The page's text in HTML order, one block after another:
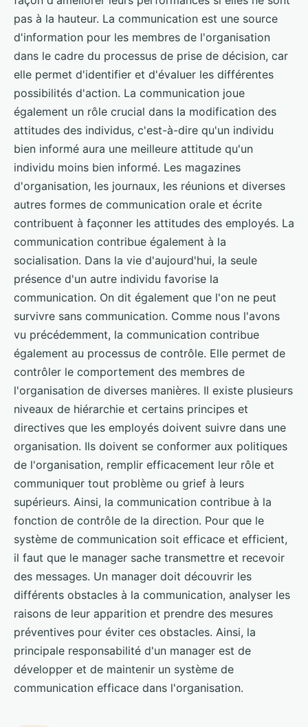
pas à la hauteur. La communication est une source
d'information pour les membres de l'organisation
dans le cadre du processus de prise de décision, car
elle permet d'identifier et d'évaluer les différentes
possibilités d'action. La communication joue
également un rôle crucial dans la modification des
attitudes des individus, c'est-à-dire qu'un individu
bien informé aura une meilleure attitude qu'un
individu moins bien informé. Les magazines
d'organisation, les journaux, les réunions et diverses
autres formes de communication orale et écrite
contribuent à façonner les attitudes des employés. La
communication contribue également à la
socialisation. Dans la vie d'aujourd'hui, la seule
présence d'un autre individu favorise la
communication. On dit également que l'on ne peut
survivre sans communication. Comme nous l'avons
vu précédemment, la communication contribue
également au processus de contrôle. Elle permet de
contrôler le comportement des membres de
l'organisation de diverses manières. Il existe plusieurs
niveaux de hiérarchie et certains principes et
directives que les employés doivent suivre dans une
organisation. Ils doivent se conformer aux politiques
de l'organisation, remplir efficacement leur rôle et
communiquer tout problème ou grief à leurs
supérieurs. Ainsi, la communication contribue à la
fonction de contrôle de la direction. Pour que le
système de communication soit efficace et efficient,
il faut que le manager sache transmettre et recevoir
des messages. Un manager doit découvrir les
différents obstacles à la communication, analyser les
raisons de leur apparition et prendre des mesures
préventives pour éviter ces obstacles. Ainsi, la
principale responsabilité d'un manager est de
développer et de maintenir un système de
communication efficace dans l'organisation.